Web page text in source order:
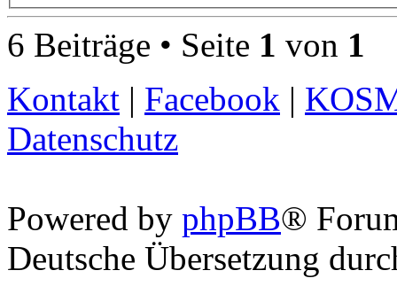
6 Beiträge • Seite 1 von 1
Kontakt | Facebook |
Datenschutz
Powered by phpBB®
Deutsche Übersetzung